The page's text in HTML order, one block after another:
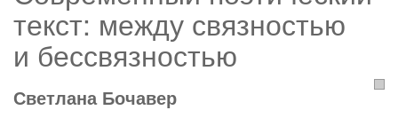
текст: между связностью
и бессвязностью
Светлана Бочавер